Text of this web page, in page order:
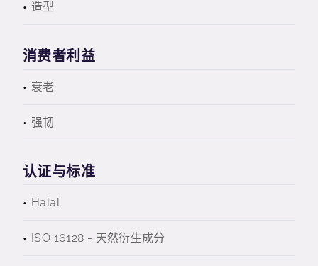
造型
消费者利益
衰老
强韧
认证与标准
Halal
ISO 16128 - 天然衍生成分